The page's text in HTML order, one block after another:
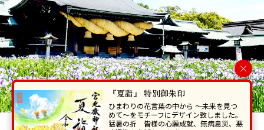
当ホームページで掲載の写真・イラスト等を無断で転写･複製することを
×
『夏詣』 特別御朱印
ひまわりの花言葉の中から 〜未来を見つ
めて〜をモチーフにデザイン致しました。
猛暑の折 皆様の心願成就、無病息災、悪